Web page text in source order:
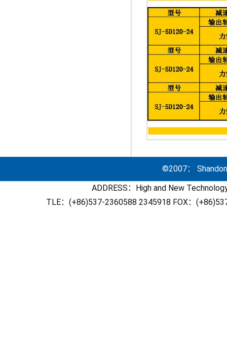
©2007：
ADDRESS：High and New
TLE：(+86)537-2360588 2345918 FOX：